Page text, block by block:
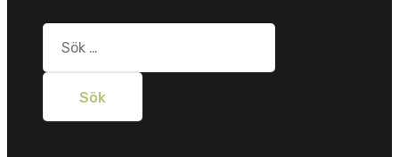
Sök
efter: